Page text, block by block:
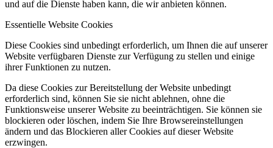
und auf die Dienste haben kann, die wir anbieten können.
Essentielle Website Cookies
Diese Cookies sind unbedingt erforderlich, um Ihnen die auf unserer
Website verfügbaren Dienste zur Verfügung zu stellen und einige
ihrer Funktionen zu nutzen.
Da diese Cookies zur Bereitstellung der Website unbedingt
erforderlich sind, können Sie sie nicht ablehnen, ohne die
Funktionsweise unserer Website zu beeinträchtigen. Sie können sie
blockieren oder löschen, indem Sie Ihre Browsereinstellungen
ändern und das Blockieren aller Cookies auf dieser Website
erzwingen.